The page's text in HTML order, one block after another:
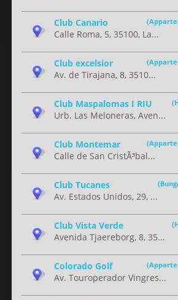
Club Canario
Calle Roma, 5, 35100, La...
Club excelsior
Av. de Tirajana, 8, 3510...
Club Maspalomas I RIU
Urb. Las Meloneras, Aven...
Club Montemar
Calle de San CristÃ³bal...
Club Tucanes
Av. Estados Unidos, 29, ...
Club Vista Verde
Avenida Tjaereborg, 8, 35...
Colorado Golf
Av. Touroperador Vingres...